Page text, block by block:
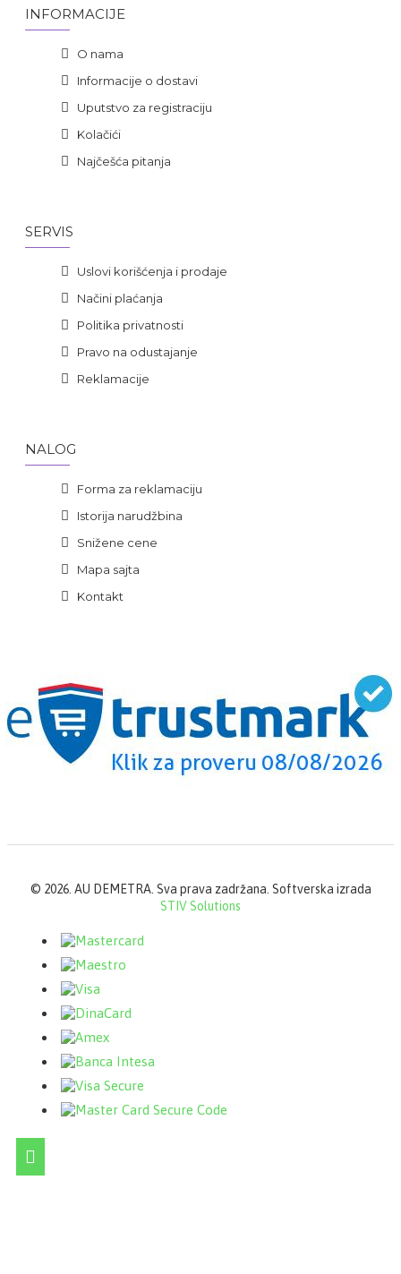
INFORMACIJE
O nama
Informacije o dostavi
Uputstvo za registraciju
Kolačići
Najčešća pitanja
SERVIS
Uslovi korišćenja i prodaje
Načini plaćanja
Politika privatnosti
Pravo na odustajanje
Reklamacije
NALOG
Forma za reklamaciju
Istorija narudžbina
Snižene cene
Mapa sajta
Kontakt
© 2026. AU DEMETRA. Sva prava zadržana. Softverska izrada
STIV Solutions